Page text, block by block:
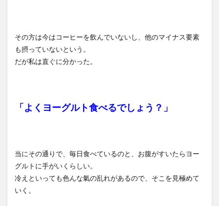
その方は今はコーヒーを飲んでいないし、他のマイナス要素
も摂っていないという。
だが私は直ぐに分かった。
「よくヨーグルト食べるでしょう？」
当にその通りで、毎日食べているのと、お腹がすいたらヨー
グルトに手がいくらしい。
冷えといっても色んな氣の乱れがあるので、そこを見極めて
いく。